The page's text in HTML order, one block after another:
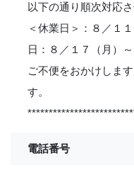
以下の通り順次対応
＜休業日＞：８／１
日：８／１７（月）～
ご不便をおかけしま
す。
電話番号